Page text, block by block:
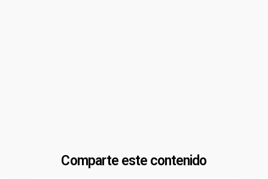
Comparte este contenido